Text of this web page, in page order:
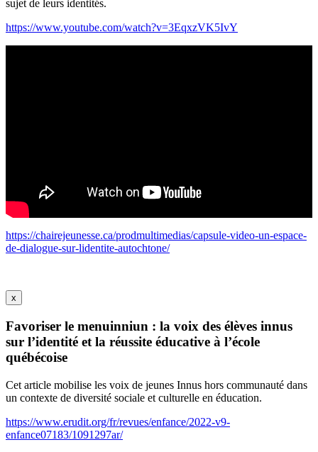
sujet de leurs identités.
https://www.youtube.com/watch?v=3EqxzVK5IvY
https://chairejeunesse.ca/prodmultimedias/capsule-video-un-espace-
de-dialogue-sur-lidentite-autochtone/
x
Favoriser le menuinniun : la voix des élèves innus
sur l’identité et la réussite éducative à l’école
québécoise
Cet article mobilise les voix de jeunes Innus hors communauté dans
un contexte de diversité sociale et culturelle en éducation.
https://www.erudit.org/fr/revues/enfance/2022-v9-
enfance07183/1091297ar/